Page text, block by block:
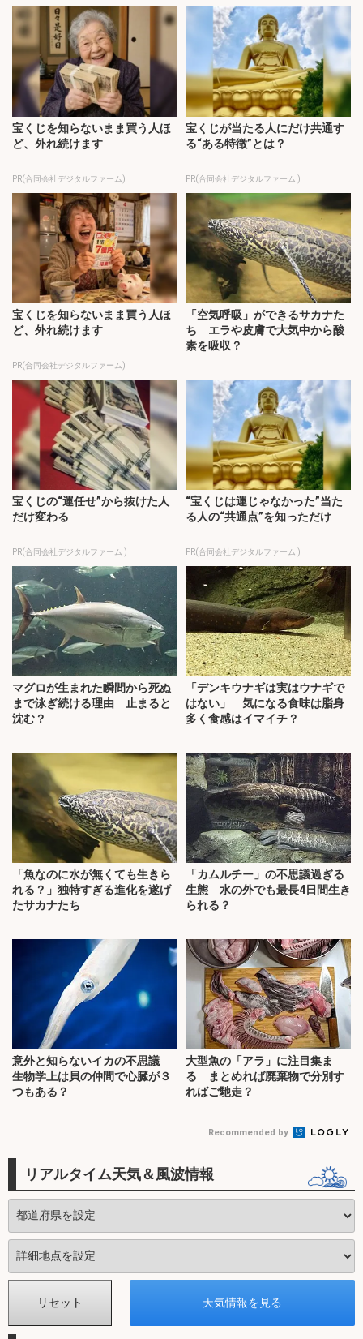
宝くじを知らないまま買う人ほ
ど、外れ続けます
PR(合同会社デジタルファーム)
宝くじが当たる人にだけ共通す
る“ある特徴”とは？
PR(合同会社デジタルファーム )
宝くじを知らないまま買う人ほ
ど、外れ続けます
PR(合同会社デジタルファーム)
「空気呼吸」ができるサカナた
ち エラや皮膚で大気中から酸
素を吸収？
宝くじの“運任せ”から抜けた人
だけ変わる
PR(合同会社デジタルファーム )
“宝くじは運じゃなかった”当た
る人の“共通点”を知っただけ
PR(合同会社デジタルファーム )
マグロが生まれた瞬間から死ぬ
まで泳ぎ続ける理由 止まると
沈む？
「デンキウナギは実はウナギで
はない」 気になる食味は脂身
多く食感はイマイチ？
「魚なのに水が無くても生きら
れる？」独特すぎる進化を遂げ
たサカナたち
「カムルチー」の不思議過ぎる
生態 水の外でも最長4日間生き
られる？
意外と知らないイカの不思議
生物学上は貝の仲間で心臓が３
つもある？
大型魚の「アラ」に注目集ま
る まとめれば廃棄物で分別す
ればご馳走？
Recommended by
リアルタイム天気＆風波情報